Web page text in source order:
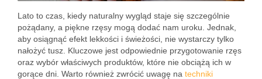
Lato to czas, kiedy naturalny wygląd staje się szczególnie
pożądany, a piękne rzęsy mogą dodać nam uroku. Jednak,
aby osiągnąć efekt lekkości i świeżości, nie wystarczy tylko
nałożyć tusz. Kluczowe jest odpowiednie przygotowanie rzęs
oraz wybór właściwych produktów, które nie obciążą ich w
gorące dni. Warto również zwrócić uwagę na techniki